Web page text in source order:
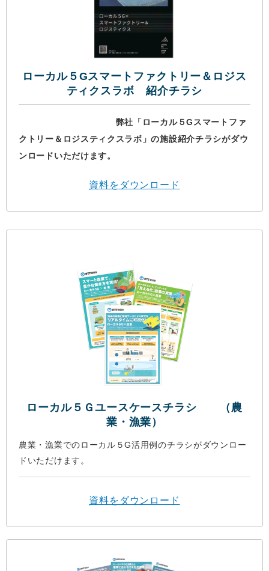
ローカル５Gスマートファクトリー＆ロジス
ティクスラボ 紹介チラシ
弊社「ローカル５Gスマートファ
クトリー＆ロジスティクスラボ」の施設紹介チラシがダウ
ンロードいただけます。
資料をダウンロード
ローカル５Ｇユースケースチラシ （農
業・漁業）
農業・漁業でのローカル５G活用例のチラシがダウンロー
ドいただけます。
資料をダウンロード